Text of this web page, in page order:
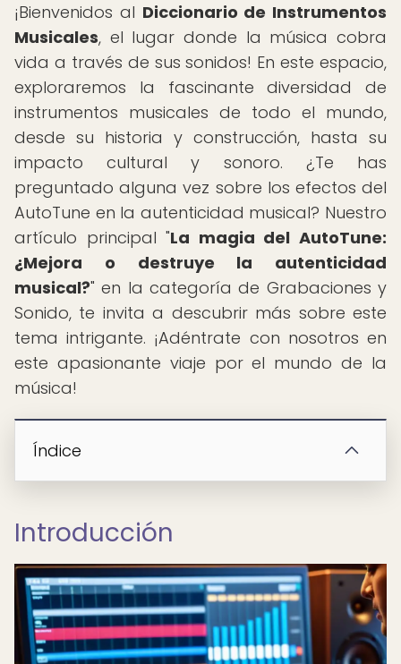
¡Bienvenidos al Diccionario de Instrumentos
Musicales, el lugar donde la música cobra
vida a través de sus sonidos! En este espacio,
exploraremos la fascinante diversidad de
instrumentos musicales de todo el mundo,
desde su historia y construcción, hasta su
impacto cultural y sonoro. ¿Te has
preguntado alguna vez sobre los efectos del
AutoTune en la autenticidad musical? Nuestro
artículo principal "La magia del AutoTune:
¿Mejora o destruye la autenticidad
musical?" en la categoría de Grabaciones y
Sonido, te invita a descubrir más sobre este
tema intrigante. ¡Adéntrate con nosotros en
este apasionante viaje por el mundo de la
música!
Índice
Introducción